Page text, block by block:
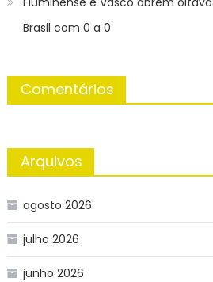
Brasil com 0 a 0
Comentários
Arquivos
agosto 2026
julho 2026
junho 2026